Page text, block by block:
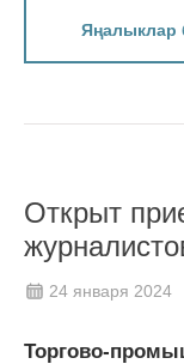
Яңалыклар
Открыт
24 января 2024
Торгово-